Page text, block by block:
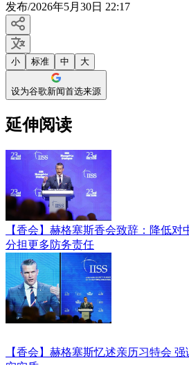
发布/2026年5月30日 22:17
小 标准 中 大
设为谷歌新闻首选来源
延伸阅读
【香会】赫格塞斯香会致辞：降低
分担更多防务责任
【香会】赫格塞斯忆述亲历习特会